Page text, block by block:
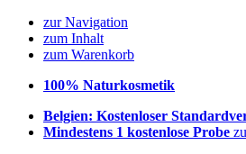
zur Navigation
zum Inhalt
zum Warenkorb
100% Naturkosmetik
Belgien: Kostenloser
Mindestens 1 kostenlose Probe